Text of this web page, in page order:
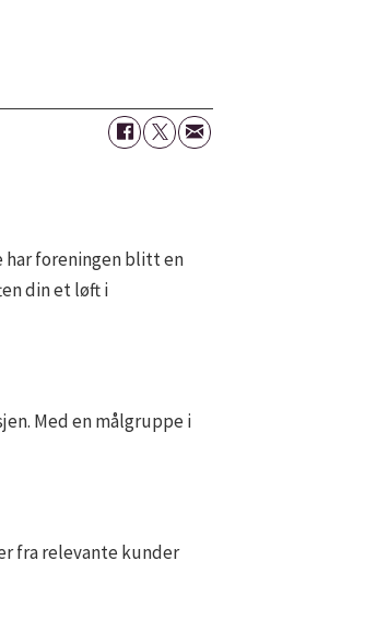
har foreningen blitt en
din et løft i
Med en målgruppe i
fra relevante kunder